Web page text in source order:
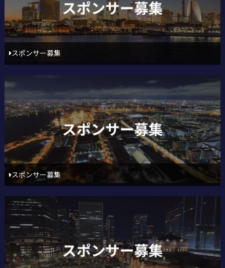
スポンサー募集
スポンサー募集